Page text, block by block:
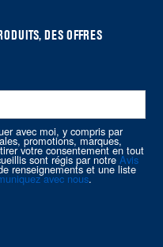
DES OFFRES
avec moi, y compris par
promotions, marques,
votre consentement en tout
sont régis par notreAvis
renseignements et une liste
avec nous.